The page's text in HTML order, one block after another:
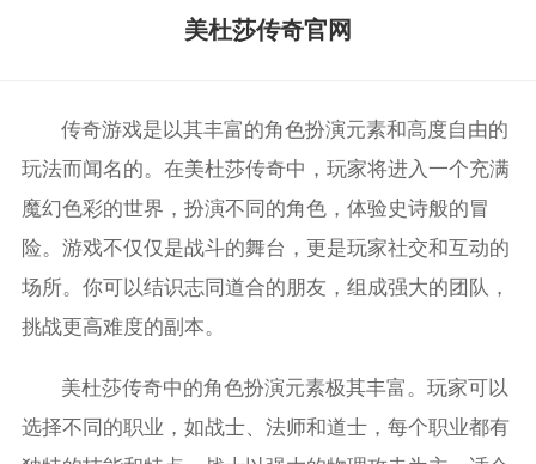
美杜莎传奇官网
传奇游戏是以其丰富的角色扮演元素和高度自由的
玩法而闻名的。在美杜莎传奇中，玩家将进入一个充满
魔幻色彩的世界，扮演不同的角色，体验史诗般的冒
险。游戏不仅仅是战斗的舞台，更是玩家社交和互动的
场所。你可以结识志同道合的朋友，组成强大的团队，
挑战更高难度的副本。
美杜莎传奇中的角色扮演元素极其丰富。玩家可以
选择不同的职业，如战士、法师和道士，每个职业都有